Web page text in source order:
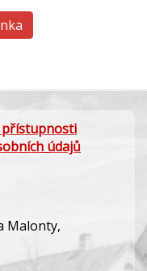
přístupnosti
údajů
Malonty,